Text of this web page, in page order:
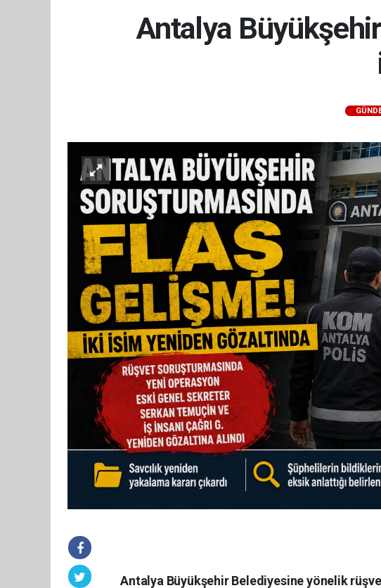
Antalya
Antalya Büyükşehir Belediyesine yönelik